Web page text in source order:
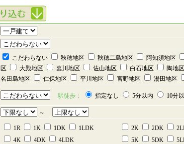
こだわらない 秋穂地区 秋穂二島地区 阿知須地区
区
大殿地区 嘉川地区 佐山地区 白石地区 陶地区
名田島地区
仁保地区 平川地区 宮野地区 湯田地区
駅徒歩： 指定なし 5分以内 10分
～
1R 1K 1DK 1LDK 2K 2DK
4K
4DK 4LDK 5K 5DK